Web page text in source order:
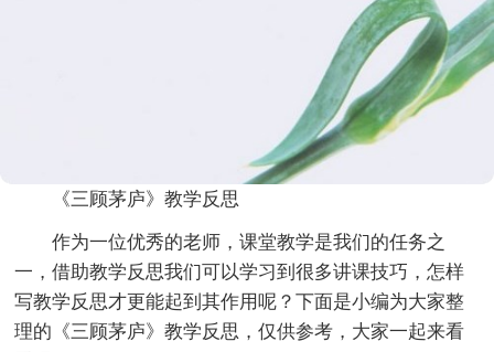
《三顾茅庐》教学反思
作为一位优秀的老师，课堂教学是我们的任务之
一，借助教学反思我们可以学习到很多讲课技巧，怎样
写教学反思才更能起到其作用呢？下面是小编为大家整
理的《三顾茅庐》教学反思，仅供参考，大家一起来看